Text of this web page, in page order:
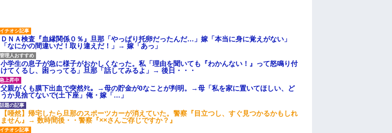
ＤＮＡ検査『血縁関係０％』旦那「やっぱり托卵だったんだ…」嫁「本当に身に覚えがない」
「なにかの間違いだ！取り違えだ！」→ 嫁「あっ」
小学生の息子が急に様子がおかしくなった。私「理由を聞いても『わかんない！』って怒鳴り付
けてくるし、困っってる」旦那「話してみるよ」→ 後日・・・
父親がくも膜下出血で突然ﾀﾋ。→母の貯金が0なことが判明。→母「私を家に置いてほしい、ど
うか見捨てないで(土下座」俺・嫁「…」
【唖然】帰宅したら旦那のスポーツカーが消えていた。警察『目立つし、すぐ見つかるかもしれ
ません』→ 数時間後・・警察『××さんご存じですか？』